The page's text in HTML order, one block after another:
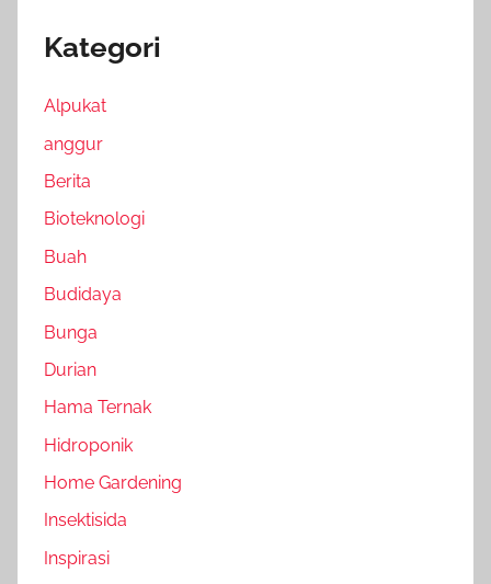
Kategori
Alpukat
anggur
Berita
Bioteknologi
Buah
Budidaya
Bunga
Durian
Hama Ternak
Hidroponik
Home Gardening
Insektisida
Inspirasi